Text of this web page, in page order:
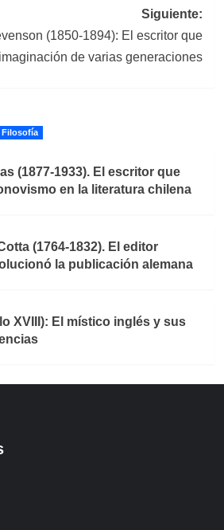
Siguiente:
(1850-1894): El escritor que
de varias generaciones
Filosofía
(1877-1933). El escritor que
en la literatura chilena
(1764-1832). El editor
la publicación alemana
XVIII): El místico inglés y sus